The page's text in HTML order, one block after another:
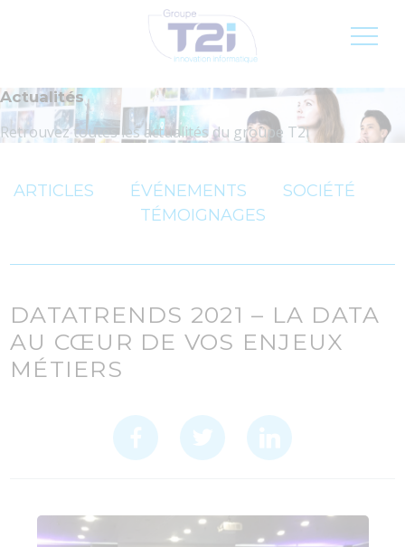
Inscription newsletter
Actualités
Retrouvez toutes les actualités du groupe T2i
ARTICLES ÉVÉNEMENTS
SOCIÉTÉ
TÉMOIGNAGES
DATATRENDS 2021 – LA DATA
AU CŒUR DE VOS ENJEUX
MÉTIERS